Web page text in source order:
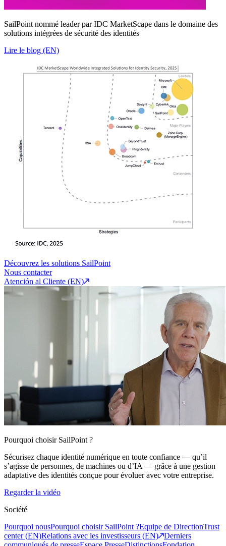
SailPoint nommé leader par IDC MarketScape dans le domaine des
solutions intégrées de sécurité des identités
Lire le blog (EN)
Découvrez les solutions SailPoint
Nous contacter
Atención al Cliente (EN)
Pourquoi choisir SailPoint ?
Sécurisez chaque identité numérique en toute confiance — qu’il
s’agisse de personnes, de machines ou d’IA — grâce à une gestion
adaptative des identités conçue pour évoluer avec votre entreprise.
Regarder la vidéo
Société
Pourquoi nousPourquoi choisir SailPoint ?Equipe de DirectionTrust
center (EN)Relations avec les investisseurs (EN)
Derniers